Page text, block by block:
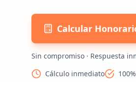
Calcular
Sin compromiso · Respuesta
Cálculo inmediato